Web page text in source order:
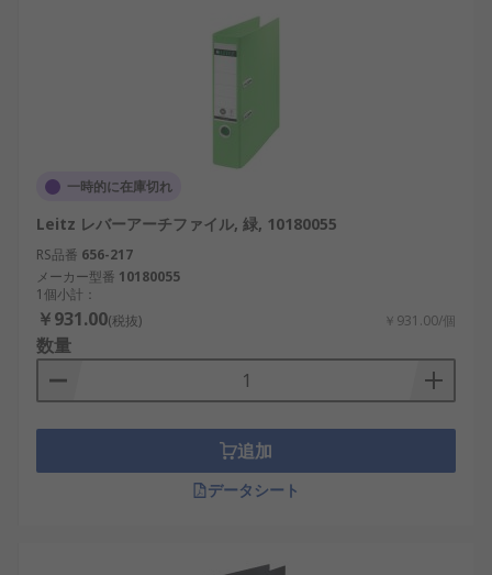
一時的に在庫切れ
Leitz レバーアーチファイル, 緑, 10180055
RS品番 656-217
メーカー型番 10180055
1個小計：
￥931.00(税抜) ￥931.00/個
数量
追加
データシート